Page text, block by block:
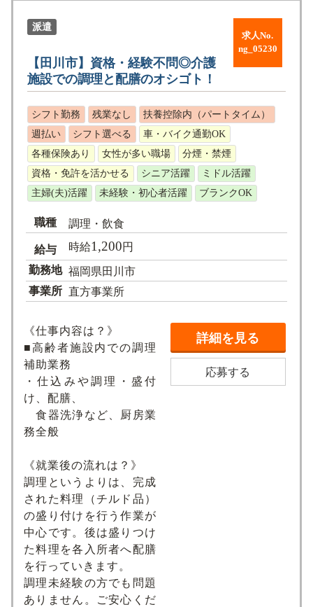
求人No.
ng_05230
派遣
【田川市】資格・経験不問◎介護
施設での調理と配膳のオシゴト！
シフト勤務 残業なし
扶養控除内（パートタイム）
週払い
シフト選べる
車・バイク通勤OK
各種保険あり
女性が多い職場
分煙・禁煙
資格・免許を活かせる
シニア活躍
ミドル活躍
主婦(夫)活躍
未経験・初心者活躍 ブランクOK
職種 調理・飲食
給与 時給1,200円
勤務地 福岡県田川市
事業所 直方事業所
《仕事内容は？》
■高齢者施設内での調理
補助業務
・仕込みや調理・盛付
け、配膳、
食器洗浄など、厨房業
務全般
《就業後の流れは？》
調理というよりは、完成
された料理（チルド品）
の盛り付けを行う作業が
中心です。後は盛りつけ
た料理を各入所者へ配膳
を行っていきます。
調理未経験の方でも問題
ありません。ご安心くだ
詳細を見る
応募する